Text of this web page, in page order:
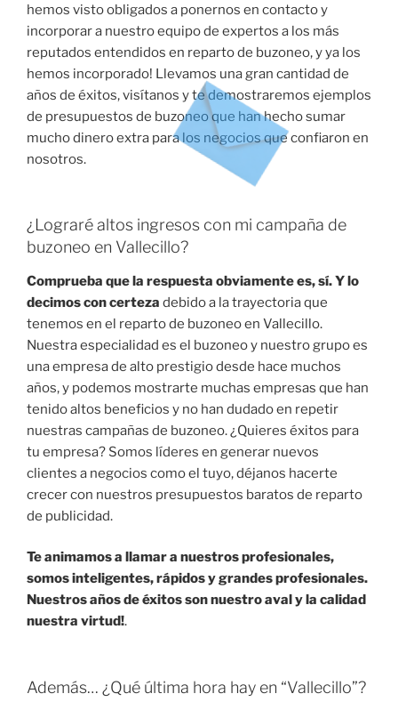
hemos visto obligados a ponernos en contacto y
incorporar a nuestro equipo de expertos a los más
reputados entendidos en reparto de buzoneo, y ya los
hemos incorporado! Llevamos una gran cantidad de
años de éxitos, visítanos y te demostraremos ejemplos
de presupuestos de buzoneo que han hecho sumar
mucho dinero extra para los negocios que confiaron en
nosotros.
¿Lograré altos ingresos con mi campaña de
buzoneo en Vallecillo?
Comprueba que la respuesta obviamente es, sí. Y lo
decimos con certeza debido a la trayectoria que
tenemos en el reparto de buzoneo en Vallecillo.
Nuestra especialidad es el buzoneo y nuestro grupo es
una empresa de alto prestigio desde hace muchos
años, y podemos mostrarte muchas empresas que han
tenido altos beneficios y no han dudado en repetir
nuestras campañas de buzoneo. ¿Quieres éxitos para
tu empresa? Somos líderes en generar nuevos
clientes a negocios como el tuyo, déjanos hacerte
crecer con nuestros presupuestos baratos de reparto
de publicidad.
Te animamos a llamar a nuestros profesionales,
somos inteligentes, rápidos y grandes profesionales.
Nuestros años de éxitos son nuestro aval y la calidad
nuestra virtud!.
Además… ¿Qué última hora hay en “Vallecillo”?